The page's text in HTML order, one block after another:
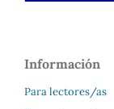
Información
Para lectores/as